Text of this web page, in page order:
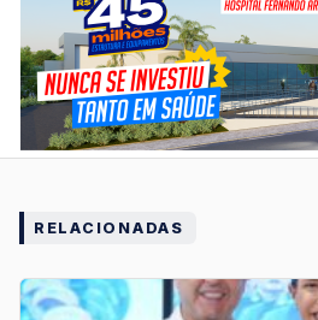
RELACIONADAS